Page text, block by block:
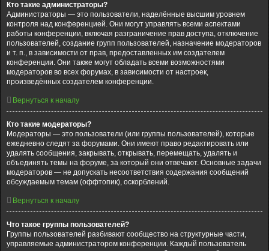
Кто такие администраторы?
Администраторы — это пользователи, наделённые высшим уровнем
контроля над конференцией. Они могут управлять всеми аспектами
работы конференции, включая разграничение прав доступа, отключение
пользователей, создание групп пользователей, назначение модераторов
и т. п., в зависимости от прав, предоставленных им создателем
конференции. Они также могут обладать всеми возможностями
модераторов во всех форумах, в зависимости от настроек,
произведённых создателем конференции.
Вернуться к началу
Кто такие модераторы?
Модераторы — это пользователи (или группы пользователей), которые
ежедневно следят за форумами. Они имеют право редактировать или
удалять сообщения, закрывать, открывать, перемещать, удалять и
объединять темы на форуме, за который они отвечают. Основные задачи
модераторов — не допускать несоответствия содержания сообщений
обсуждаемым темам (оффтопик), оскорблений.
Вернуться к началу
Что такое группы пользователей?
Группы пользователей разбивают сообщество на структурные части,
управляемые администратором конференции. Каждый пользователь